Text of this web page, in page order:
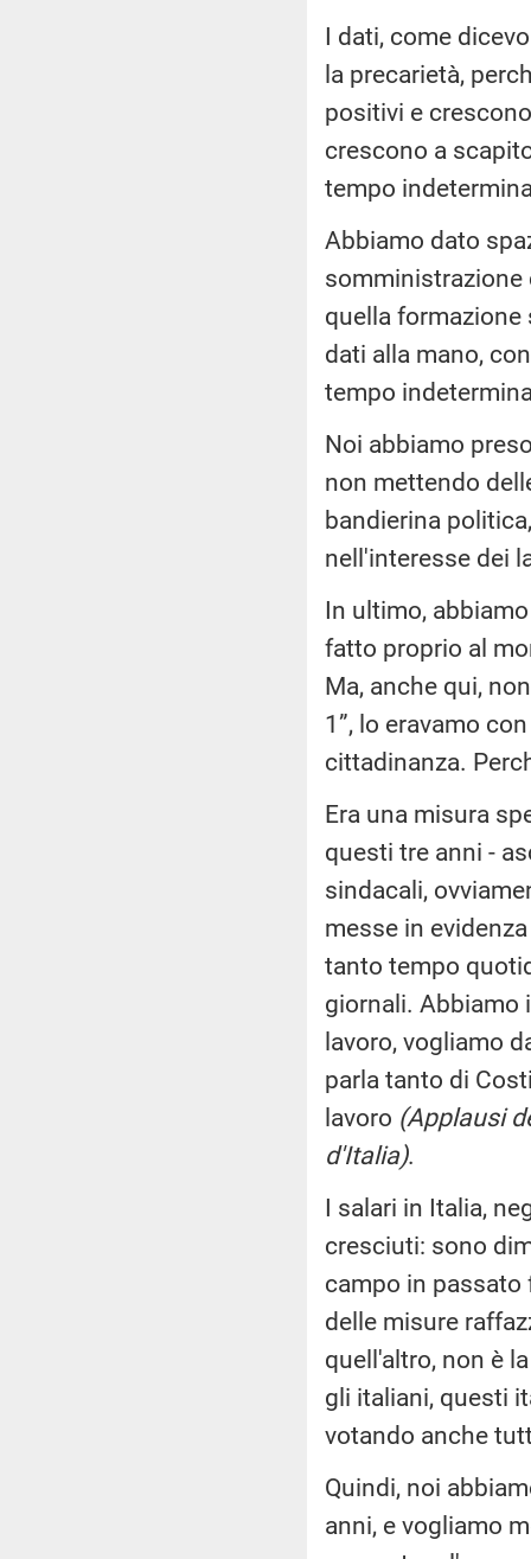
I dati, come
la precarietà,
positivi e
crescono a
tempo
Abbiamo dato
somministrazione
quella formazione
dati alla mano,
tempo
Noi abbiamo
non mettendo
bandierina
nell'interesse dei
In ultimo,
fatto proprio al
Ma, anche qui,
1”, lo eravamo
cittadinanza.
Era una misura
questi tre anni -
sindacali,
messe in
tanto tempo
giornali. Abbiamo
lavoro, vogliamo
parla tanto di
lavoro (Applausi
d'Italia).
I salari in Italia,
cresciuti: sono
campo in passato
delle misure
quell'altro, non è
gli italiani, questi
votando anche
Quindi, noi
anni, e vogliamo